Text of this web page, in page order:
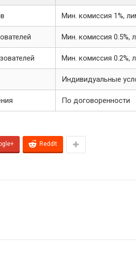
Мин. комиссия 1%,
Мин. комиссия 0.5%,
Мин. комиссия 0.2%,
Индивидуальные
По договоренности
ReddIt